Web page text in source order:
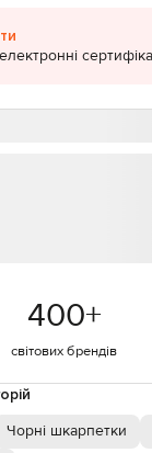
400+
світових брендів
Чорні шкарпетки